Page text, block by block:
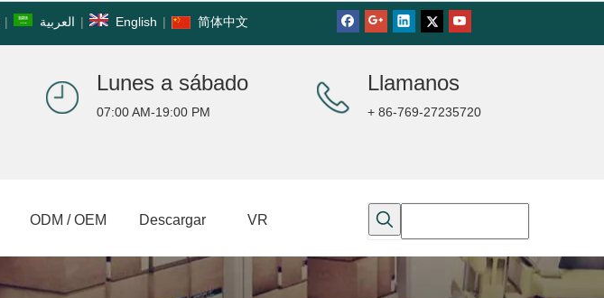
| العربية | English | 简体中文
Lunes a sábado
07:00 AM-19:00 PM
Llamanos
+ 86-769-27235720
ODM / OEM Descargar VR